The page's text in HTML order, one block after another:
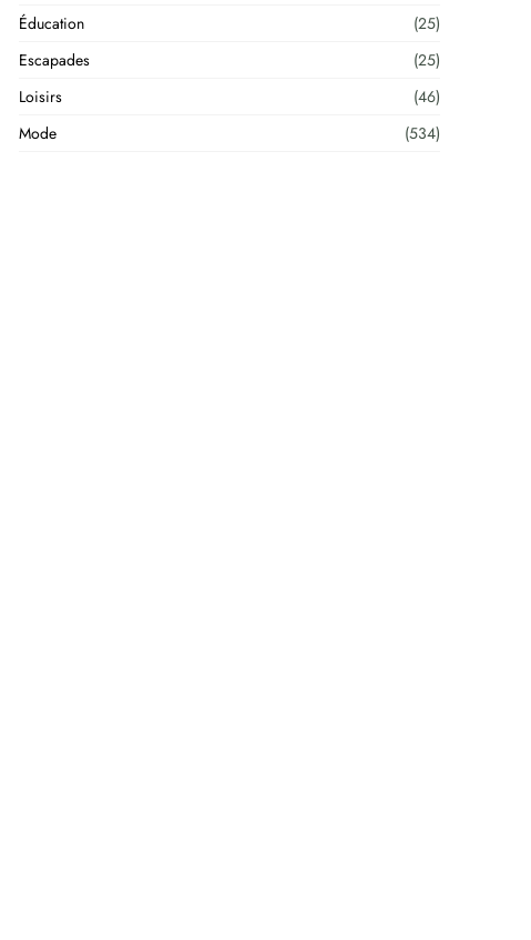
Éducation
(25)
Escapades
(25)
Loisirs
(46)
Mode
(534)